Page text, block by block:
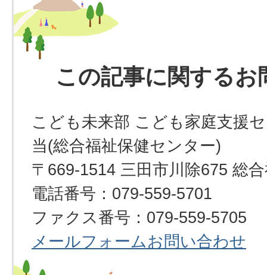
この記事に関するお
こども未来部 こども家庭支援
当(総合福祉保健センター)
〒669-1514 三田市川除675 総
電話番号：079-559-5701
ファクス番号：079-559-5705
メールフォームお問い合わせ